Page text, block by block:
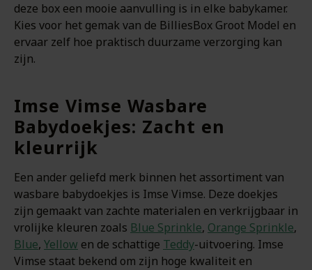
deze box een mooie aanvulling is in elke babykamer.
Kies voor het gemak van de BilliesBox Groot Model en
ervaar zelf hoe praktisch duurzame verzorging kan
zijn.
Imse Vimse Wasbare
Babydoekjes: Zacht en
kleurrijk
Een ander geliefd merk binnen het assortiment van
wasbare babydoekjes is Imse Vimse. Deze doekjes
zijn gemaakt van zachte materialen en verkrijgbaar in
vrolijke kleuren zoals Blue Sprinkle, Orange Sprinkle,
Blue, Yellow en de schattige Teddy-uitvoering. Imse
Vimse staat bekend om zijn hoge kwaliteit en